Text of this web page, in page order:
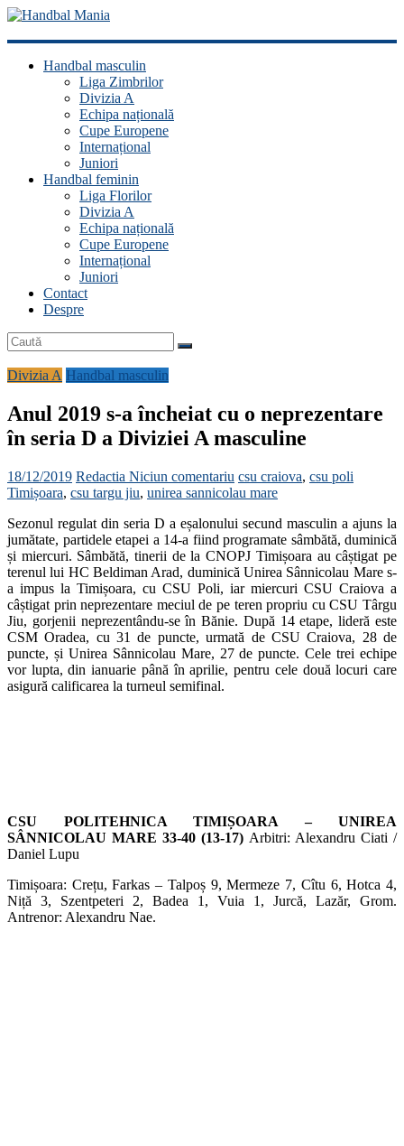
Handbal
ManiaHandbal masculin
Liga Zimbrilor
Divizia A
Echipa națională
Cupe Europene
Internațional
Juniori
Handbal feminin
Liga Florilor
Divizia A
Echipa națională
Cupe Europene
Internațional
Juniori
Contact
Despre
Divizia A Handbal masculin
Anul 2019 s-a încheiat cu o neprezentare
în seria D a Diviziei A masculine
18/12/2019 Redactia Niciun comentariu csu craiova, csu poli
Timișoara, csu targu jiu, unirea sannicolau mare
Sezonul regulat din seria D a eșalonului secund masculin a ajuns la
jumătate, partidele etapei a 14-a fiind programate sâmbătă, duminică
și miercuri. Sâmbătă, tinerii de la CNOPJ Timișoara au câștigat pe
terenul lui HC Beldiman Arad, duminică Unirea Sânnicolau Mare s-
a impus la Timișoara, cu CSU Poli, iar miercuri CSU Craiova a
câștigat prin neprezentare meciul de pe teren propriu cu CSU Târgu
Jiu, gorjenii neprezentându-se în Bănie. După 14 etape, lideră este
CSM Oradea, cu 31 de puncte, urmată de CSU Craiova, 28 de
puncte, și Unirea Sânnicolau Mare, 27 de puncte. Cele trei echipe
vor lupta, din ianuarie până în aprilie, pentru cele două locuri care
asigură calificarea la turneul semifinal.
CSU POLITEHNICA TIMIȘOARA – UNIREA
SÂNNICOLAU MARE 33-40 (13-17) Arbitri: Alexandru Ciati /
Daniel Lupu
Timișoara: Crețu, Farkas – Talpoș 9, Mermeze 7, Cîtu 6, Hotca 4,
Niță 3, Szentpeteri 2, Badea 1, Vuia 1, Jurcă, Lazăr, Grom.
Antrenor: Alexandru Nae.